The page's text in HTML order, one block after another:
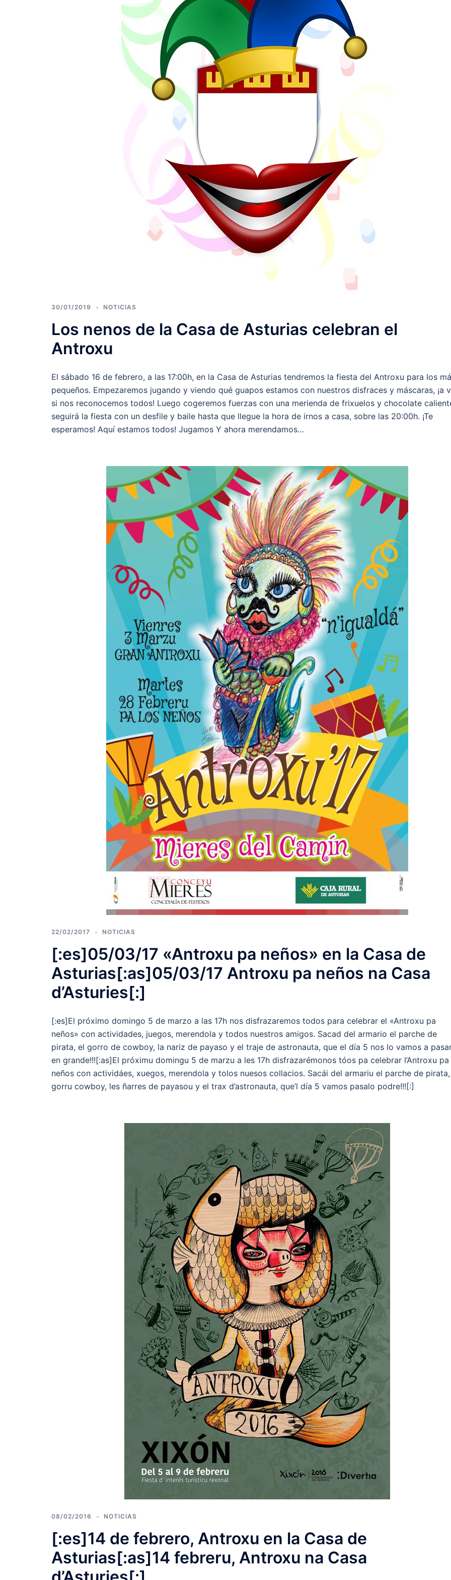
30/01/2019 NOTICIAS
Los nenos de la Casa de Asturias celebran el
Antroxu
El sábado 16 de febrero, a las 17:00h, en la Casa de Asturias tendremos la fiesta del Antroxu para los
pequeños. Empezaremos jugando y viendo qué guapos estamos con nuestros disfraces y máscaras, ¡a
si nos reconocemos todos! Luego cogeremos fuerzas con una merienda de frixuelos y chocolate
seguirá la fiesta con un desfile y baile hasta que llegue la hora de irnos a casa, sobre las 20:00h. ¡Te
esperamos! Aquí estamos todos! Jugamos Y ahora merendamos…
22/02/2017 NOTICIAS
[:es]05/03/17 «Antroxu pa neños» en la Casa de
Asturias[:as]05/03/17 Antroxu pa neños na Casa
d’Asturies[:]
[:es]El próximo domingo 5 de marzo a las 17h nos disfrazaremos todos para celebrar el «Antroxu pa
neños» con actividades, juegos, merendola y todos nuestros amigos. Sacad del armario el parche de
pirata, el gorro de cowboy, la nariz de payaso y el traje de astronauta, que el día 5 nos lo vamos a
en grande!!![:as]El próximu domingu 5 de marzu a les 17h disfrazarémonos tóos pa celebrar l’Antroxu pa
neños con actividáes, xuegos, merendola y tolos nuesos collacios. Sacái del armariu el parche de
gorru cowboy, les ñarres de payasou y el trax d’astronauta, que’l día 5 vamos pasalo podre!!![:]
08/02/2016 NOTICIAS
[:es]14 de febrero, Antroxu en la Casa de
Asturias[:as]14 febreru, Antroxu na Casa